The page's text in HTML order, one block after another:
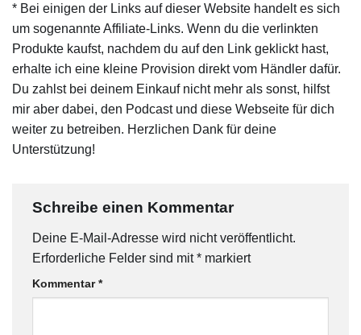
* Bei einigen der Links auf dieser Website handelt es sich
um sogenannte Affiliate-Links. Wenn du die verlinkten
Produkte kaufst, nachdem du auf den Link geklickt hast,
erhalte ich eine kleine Provision direkt vom Händler dafür.
Du zahlst bei deinem Einkauf nicht mehr als sonst, hilfst
mir aber dabei, den Podcast und diese Webseite für dich
weiter zu betreiben. Herzlichen Dank für deine
Unterstützung!
Schreibe einen Kommentar
Deine E-Mail-Adresse wird nicht veröffentlicht.
Erforderliche Felder sind mit* markiert
Kommentar*